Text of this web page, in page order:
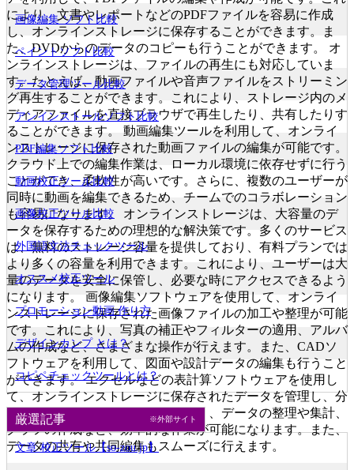
により、文書やレポートなどのPDFファイルを容易に作成
し、オンラインストレージに保存することができます。ま
た、DVDからのデータのコピーも行うことができます。 オ
ンラインストレージは、ファイルの再生にも対応していま
す。たとえば、動画ファイルや音声ファイルをストリーミン
グ再生することができます。これにより、ストレージ内のメ
ディアファイルを直接ブラウザで再生したり、共有したりす
ることができます。 動画編集ツールを利用して、オンライ
ンストレージに保存された動画ファイルの編集が可能です。
クラウド上での編集作業は、ローカル環境に依存せずに行う
ことができ、柔軟性が高いです。さらに、複数のユーザーが
同時に動画を編集できるため、チームでのコラボレーション
も容易になります。 オンラインストレージは、大容量のデ
ータを保存するための理想的な解決策です。多くのサービス
は、無料のストレージ容量を提供しており、有料プランでは
より多くの容量を利用できます。これにより、ユーザーは大
量のデータを安全に保管し、必要な時にアクセスできるよう
になります。 画像編集ソフトウェアを使用して、オンライ
ンストレージに保存された画像ファイルの加工や整理が可能
です。これにより、写真の補正やフィルターの適用、アルバ
ムの作成など、さまざまな操作が行えます。また、CADソ
フトウェアを利用して、図面や設計データの編集も行うこと
ができます。 エクセルなどの表計算ソフトウェアを使用し
て、オンラインストレージに保存されたデータを管理し、分
析することができます。これにより、データの整理や集計、
グラフの作成など、効率的な作業が可能になります。また、
データの共有や共同編集もスムーズに行えます。
画像編集 ソフト比較
ペイントソフト比較
データ管理ツール比較
アンインストールソフト比較
PDF編集ソフト比較
動画校正ツール比較
画像校正ツール比較
外国語文法チェックツール
オススメ校正ツール
プロモーション動画 作り方
デザインカンプ とは？
コピペチェックツールとは？
厳選記事 ※外部サイト
文章 校正ツール【so-zou.jp】